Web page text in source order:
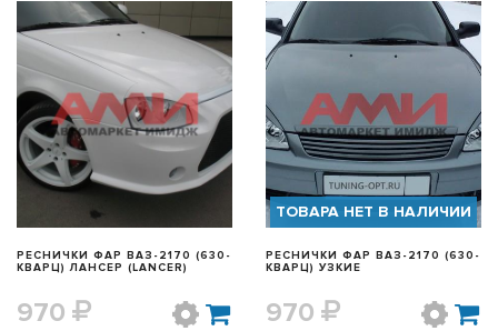
БЫСТРЫЙ ПРОСМОТР
РЕСНИЧКИ ФАР ВАЗ-2170 (630-
КВАРЦ) ЛАНСЕР (LANCER)
970
БЫСТРЫЙ ПРОСМОТР
ТОВАРА НЕТ В НАЛИЧИИ
РЕСНИЧКИ ФАР ВАЗ-2170 (630-
КВАРЦ) УЗКИЕ
970